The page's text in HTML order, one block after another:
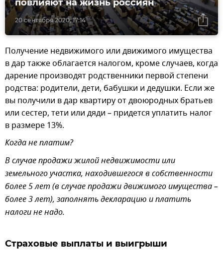
20 сентября 2020, 17:14
повлияют на жизнь россиян
Получение недвижимого или движимого имущества
в дар также облагается налогом, кроме случаев, когда
дарение производят родственники первой степени
родства: родители, дети, бабушки и дедушки. Если же
вы получили в дар квартиру от двоюродных братьев
или сестер, тети или дяди – придется уплатить налог
в размере 13%.
Когда не платим?
В случае продажи жилой недвижимости или
земельного участка, находившегося в собственности
более 5 лет (в случае продажи движимого имущества –
более 3 лет), заполнять декларацию и платить
налоги не надо.
Страховые выплаты и выигрыши